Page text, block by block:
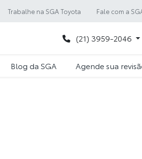
Trabalhe na SGA Toyota Fale com a
(21) 3959-2046
Blog da SGA Agende sua